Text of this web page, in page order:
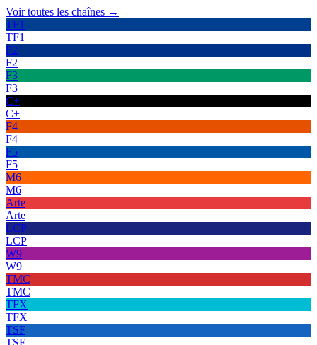
Voir toutes les chaînes →
TF1
TF1
F2
F2
F3
F3
C+
C+
F4
F4
F5
F5
M6
M6
Arte
Arte
LCP
LCP
W9
W9
TMC
TMC
TFX
TFX
TSF
TSF